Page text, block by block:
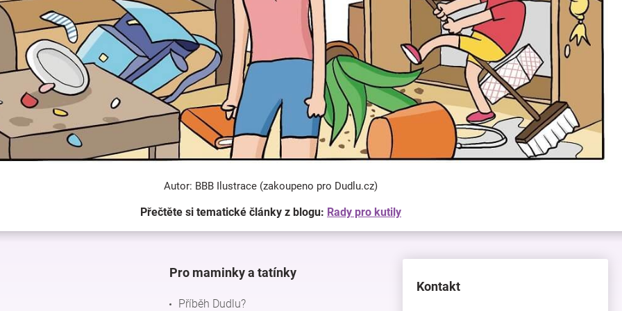
Autor: BBB Ilustrace (zakoupeno pro Dudlu.cz)
Přečtěte si tematické články z blogu: Rady pro kutily
Pro maminky a tatínky
Příběh Dudlu?
Kontakt